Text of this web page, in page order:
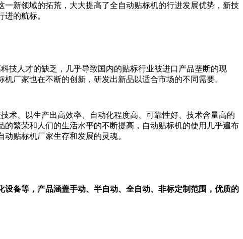
新领域的拓荒，大大提高了全自动贴标机的行进发展优势，新技
进的航标。
技人才的缺乏，几乎导致国内的贴标行业被进口产品垄断的现
厂家也在不断的创新，研发出新品以适合市场的不同需要。
术、以生产出高效率、自动化程度高、可靠性好、技术含量高的
繁荣和人们的生活水平的不断提高，自动贴标机的使用几乎遍布
贴标机厂家生存和发展的灵魂。
备等，产品涵盖手动、半自动、全自动、非标定制范围，优质的